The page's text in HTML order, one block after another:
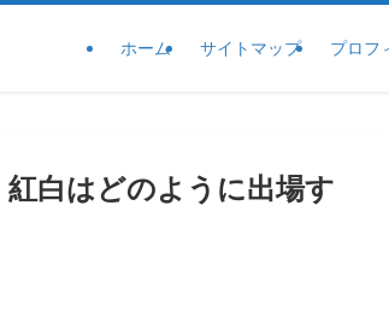
ホーム サイトマップ プロフ
白はどのように出場す